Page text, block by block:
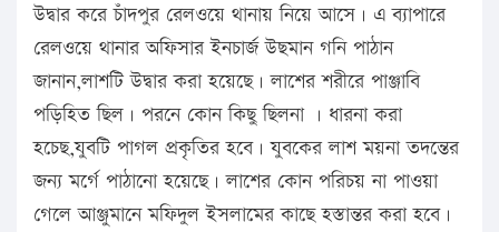
উদ্বার করে চাঁদপুর রেলওয়ে থানায় নিয়ে আসে। এ ব্যাপারে
রেলওয়ে থানার অফিসার ইনচার্জ উছমান গনি পাঠান
জানান,লাশটি উদ্বার করা হয়েছে। লাশের শরীরে পাঞ্জাবি
পড়িহিত ছিল। পরনে কোন কিছু ছিলনা । ধারনা করা
হচেছ,যুবটি পাগল প্রকৃতির হবে। যুবকের লাশ ময়না তদন্তের
জন্য মর্গে পাঠানো হয়েছে। লাশের কোন পরিচয় না পাওয়া
গেলে আঞ্জুমানে মফিদুল ইসলামের কাছে হস্তান্তর করা হবে।